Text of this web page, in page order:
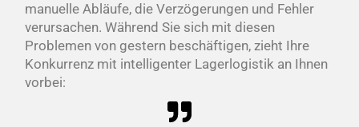
manuelle Abläufe, die Verzögerungen und Fehler
verursachen. Während Sie sich mit diesen
Problemen von gestern beschäftigen, zieht Ihre
Konkurrenz mit intelligenter Lagerlogistik an Ihnen
vorbei: